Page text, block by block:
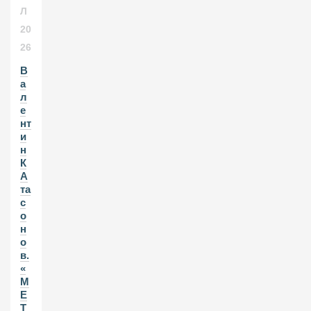
Л
20
26
В
а
л
е
нт
и
н
К
А
та
с
о
н
о
в.
«
М
Е
Т